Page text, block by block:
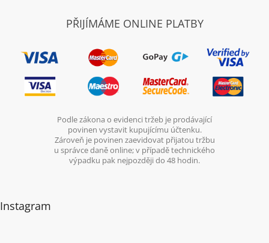
PŘIJÍMÁME ONLINE PLATBY
Podle zákona o evidenci tržeb je prodávající
povinen vystavit kupujícímu účtenku.
Zároveň je povinen zaevidovat přijatou tržbu
u správce daně online; v případě technického
výpadku pak nejpozději do 48 hodin.
Instagram